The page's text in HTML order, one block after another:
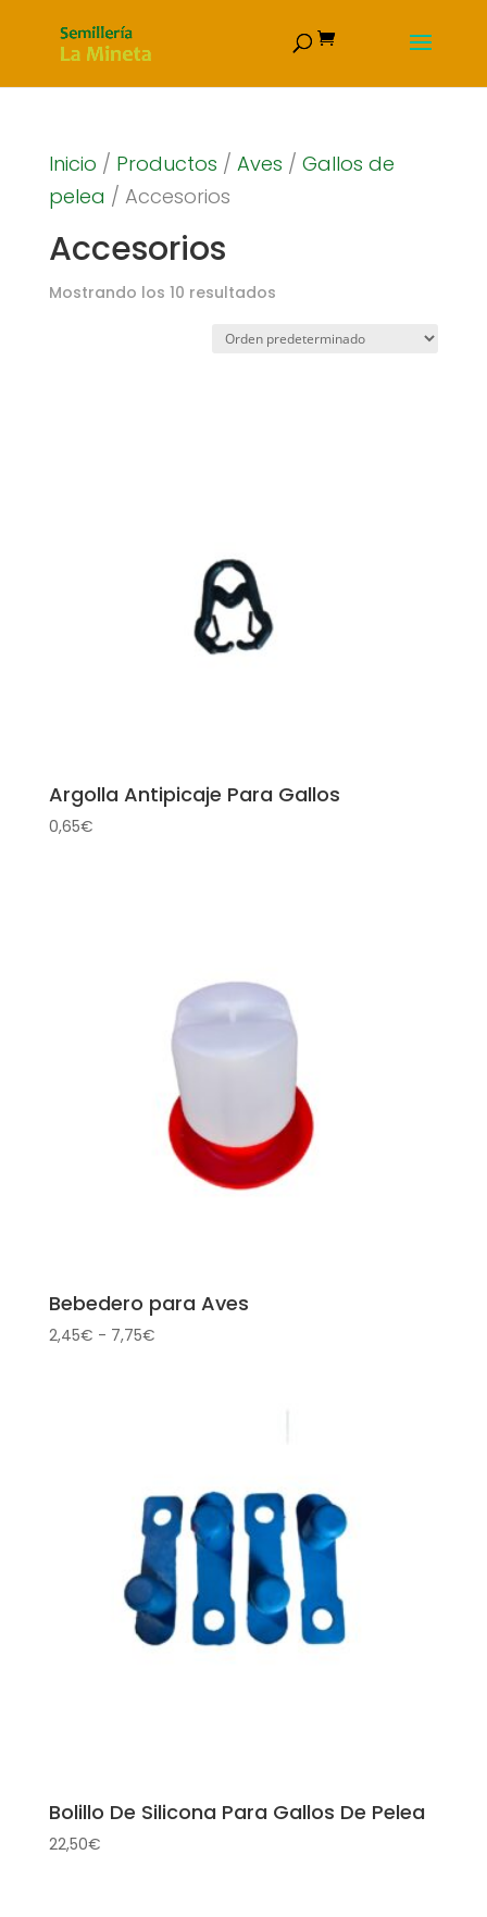
Inicio / Productos / Aves / Gallos de
pelea / Accesorios
Accesorios
Mostrando los 10 resultados
Argolla Antipicaje Para Gallos
0,65€
Bebedero para Aves
2,45€ - 7,75€Rango
Bolillo De Silicona Para Gallos De Pelea
22,50€